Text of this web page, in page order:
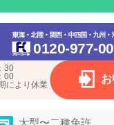
0120-977-
30
00
により休業
大型〜二種免許